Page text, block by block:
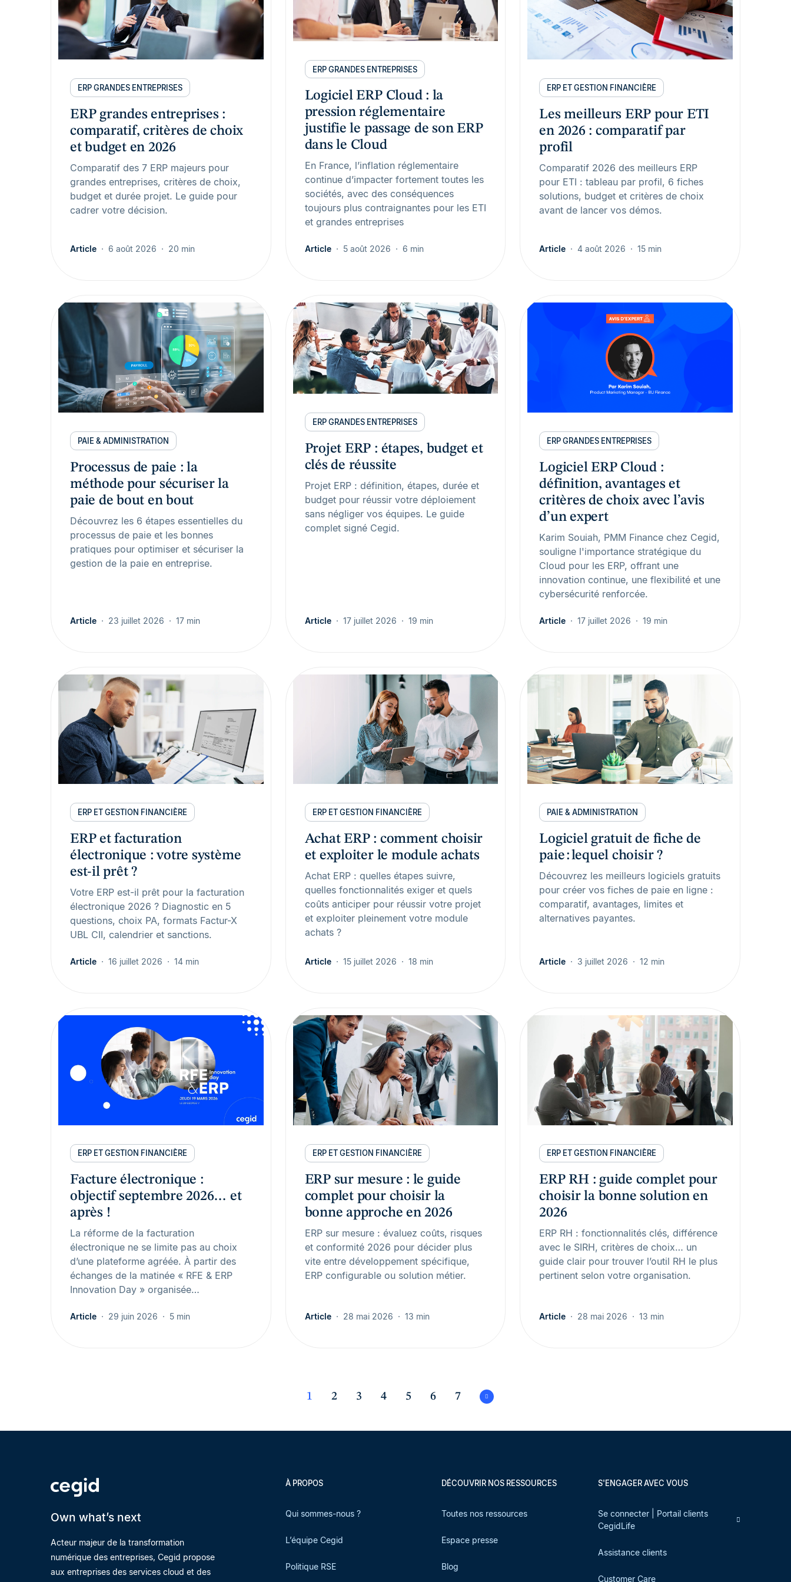
ERP GRANDES ENTREPRISES
ERP grandes entreprises :
comparatif, critères de choix
et budget en 2026
Comparatif des 7 ERP majeurs pour
grandes entreprises, critères de choix,
budget et durée projet. Le guide pour
cadrer votre décision.
Article 6 août 2026 20 min
ERP GRANDES ENTREPRISES
Logiciel ERP Cloud : la
pression réglementaire
justifie le passage de son ERP
dans le Cloud
En France, l’inflation réglementaire
continue d’impacter fortement toutes les
sociétés, avec des conséquences
toujours plus contraignantes pour les ETI
et grandes entreprises
Article 5 août 2026 6 min
ERP ET GESTION FINANCIÈRE
Les meilleurs ERP pour ETI
en 2026 : comparatif par
profil
Comparatif 2026 des meilleurs ERP
pour ETI : tableau par profil, 6 fiches
solutions, budget et critères de choix
avant de lancer vos démos.
Article 4 août 2026 15 min
PAIE & ADMINISTRATION
Processus de paie : la
méthode pour sécuriser la
paie de bout en bout
Découvrez les 6 étapes essentielles du
processus de paie et les bonnes
pratiques pour optimiser et sécuriser la
gestion de la paie en entreprise.
Article 23 juillet 2026 17 min
ERP GRANDES ENTREPRISES
Projet ERP : étapes, budget et
clés de réussite
Projet ERP : définition, étapes, durée et
budget pour réussir votre déploiement
sans négliger vos équipes. Le guide
complet signé Cegid.
Article 17 juillet 2026 19 min
ERP GRANDES ENTREPRISES
Logiciel ERP Cloud :
définition, avantages et
critères de choix avec l’avis
d’un expert
Karim Souiah, PMM Finance chez Cegid,
souligne l'importance stratégique du
Cloud pour les ERP, offrant une
innovation continue, une flexibilité et une
cybersécurité renforcée.
Article 17 juillet 2026 19 min
ERP ET GESTION FINANCIÈRE
ERP et facturation
électronique : votre système
est-il prêt ?
Votre ERP est-il prêt pour la facturation
électronique 2026 ? Diagnostic en 5
questions, choix PA, formats Factur-X
UBL CII, calendrier et sanctions.
Article 16 juillet 2026 14 min
ERP ET GESTION FINANCIÈRE
Achat ERP : comment choisir
et exploiter le module achats
Achat ERP : quelles étapes suivre,
quelles fonctionnalités exiger et quels
coûts anticiper pour réussir votre projet
et exploiter pleinement votre module
achats ?
Article 15 juillet 2026 18 min
PAIE & ADMINISTRATION
Logiciel gratuit de fiche de
paie : lequel choisir ?
Découvrez les meilleurs logiciels gratuits
pour créer vos fiches de paie en ligne :
comparatif, avantages, limites et
alternatives payantes.
Article 3 juillet 2026 12 min
ERP ET GESTION FINANCIÈRE
Facture électronique :
objectif septembre 2026… et
après !
La réforme de la facturation
électronique ne se limite pas au choix
d’une plateforme agréée. À partir des
échanges de la matinée « RFE & ERP
Innovation Day » organisée…
Article 29 juin 2026 5 min
ERP ET GESTION FINANCIÈRE
ERP sur mesure : le guide
complet pour choisir la
bonne approche en 2026
ERP sur mesure : évaluez coûts, risques
et conformité 2026 pour décider plus
vite entre développement spécifique,
ERP configurable ou solution métier.
Article 28 mai 2026 13 min
ERP ET GESTION FINANCIÈRE
ERP RH : guide complet pour
choisir la bonne solution en
2026
ERP RH : fonctionnalités clés, différence
avec le SIRH, critères de choix… un
guide clair pour trouver l’outil RH le plus
pertinent selon votre organisation.
Article 28 mai 2026 13 min
1 2 3 4 5 6 7
Own what’s next
Acteur majeur de la transformation
numérique des entreprises, Cegid propose
aux entreprises des services cloud et des
À PROPOS
Qui sommes-nous ?
L’équipe Cegid
Politique RSE
DÉCOUVRIR NOS RESSOURCES
Toutes nos ressources
Espace presse
Blog
S'ENGAGER AVEC VOUS
Se connecter | Portail clients
CegidLife
Assistance clients
Customer Care